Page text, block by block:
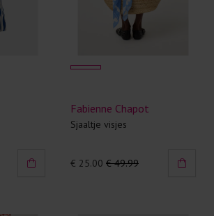
Fabienne Chapot
Sjaaltje visjes
€ 25.00 € 49.99